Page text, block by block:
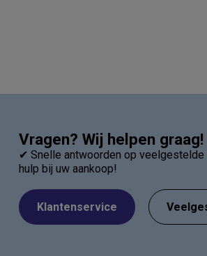
Vragen? Wij helpen graag!
✔ Snelle antwoorden op
hulp bij uw aankoop!
Klantenservice